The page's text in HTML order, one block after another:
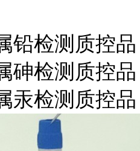
铅检测质控品
砷检测质控品
汞检测质控品